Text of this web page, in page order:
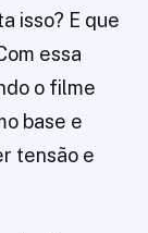
isso? E que
essa
o filme
base e
tensão e